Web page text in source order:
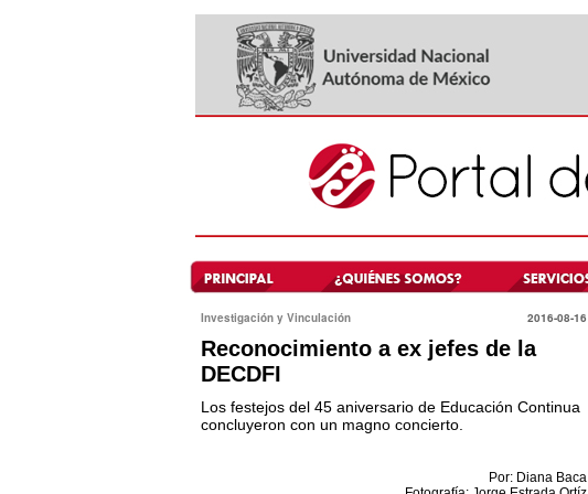
Investigación y Vinculación 2016-08-16
Reconocimiento a ex jefes de la
DECDFI
Los festejos del 45 aniversario de Educación Continua
concluyeron con un magno concierto.
Por: Diana Baca